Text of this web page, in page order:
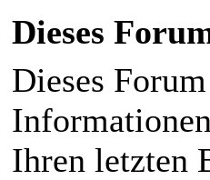
Dieses
Dieses
Ihren letzten